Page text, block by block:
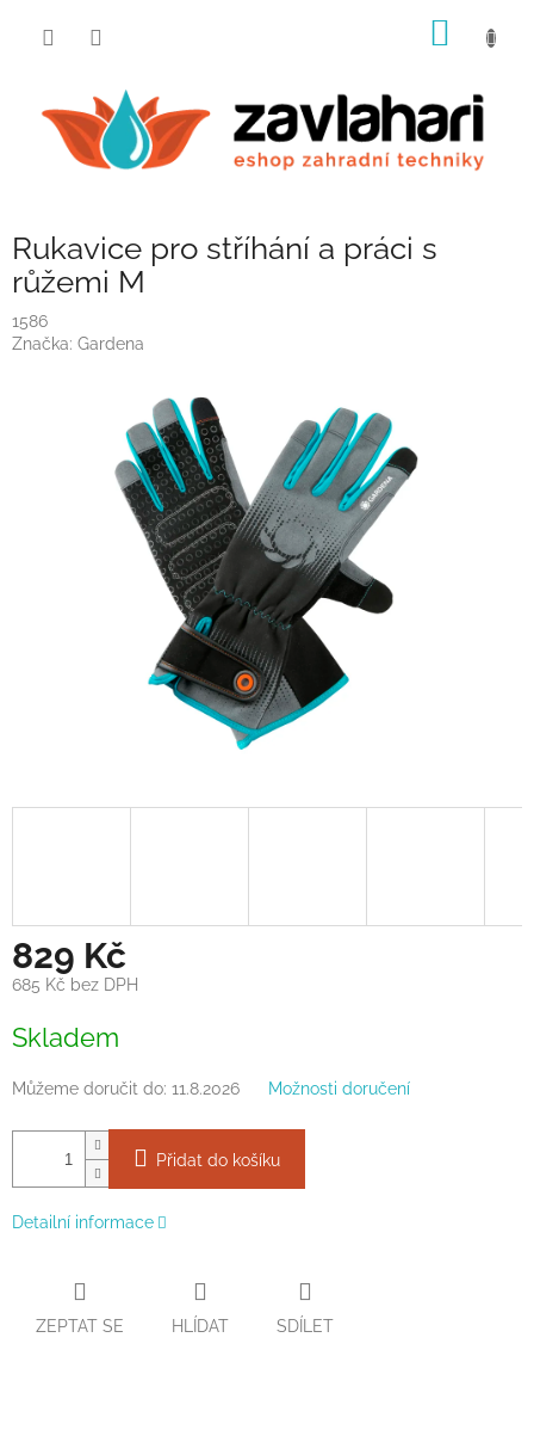
Rukavice pro stříhání a práci s
růžemi M
1586
Značka: Gardena
829 Kč
685 Kč bez DPH
cena:
Skladem
Můžeme doručit do: 11.8.2026 Možnosti doručení
Přidat do košíku
Detailní informace
ZEPTAT SE HLÍDAT SDÍLET